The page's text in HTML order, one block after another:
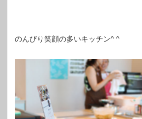
のんびり笑顔の多いキッチン^ ^